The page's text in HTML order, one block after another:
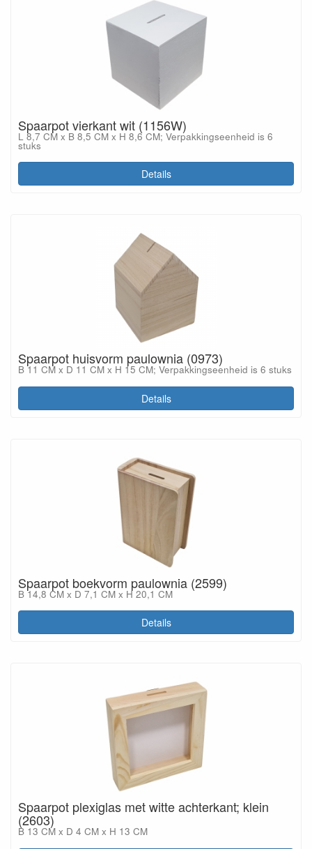
Spaarpot vierkant wit (1156W)
L 8,7 CM x B 8,5 CM x H 8,6 CM; Verpakkingseenheid is 6
stuks
Details
Spaarpot huisvorm paulownia (0973)
B 11 CM x D 11 CM x H 15 CM; Verpakkingseenheid is 6 stuks
Details
Spaarpot boekvorm paulownia (2599)
B 14,8 CM x D 7,1 CM x H 20,1 CM
Details
Spaarpot plexiglas met witte achterkant; klein
(2603)
B 13 CM x D 4 CM x H 13 CM